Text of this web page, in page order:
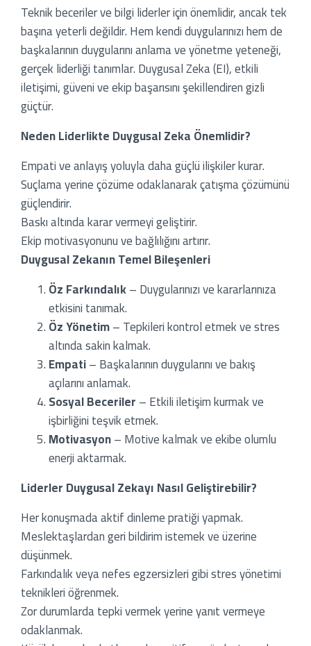
Teknik beceriler ve bilgi liderler için önemlidir, ancak tek
başına yeterli değildir. Hem kendi duygularınızı hem de
başkalarının duygularını anlama ve yönetme yeteneği,
gerçek liderliği tanımlar. Duygusal Zeka (EI), etkili
iletişimi, güveni ve ekip başarısını şekillendiren gizli
güçtür.
Neden Liderlikte Duygusal Zeka Önemlidir?
Empati ve anlayış yoluyla daha güçlü ilişkiler kurar.
Suçlama yerine çözüme odaklanarak çatışma çözümünü
güçlendirir.
Baskı altında karar vermeyi geliştirir.
Ekip motivasyonunu ve bağlılığını artırır.
Duygusal Zekanın Temel Bileşenleri
Öz Farkındalık– Duygularınızı ve kararlarınıza
etkisini tanımak.
Öz Yönetim– Tepkileri kontrol etmek ve stres
altında sakin kalmak.
Empati– Başkalarının duygularını ve bakış
açılarını anlamak.
Sosyal Beceriler– Etkili iletişim kurmak ve
işbirliğini teşvik etmek.
Motivasyon– Motive kalmak ve ekibe olumlu
enerji aktarmak.
Liderler Duygusal Zekayı Nasıl Geliştirebilir?
Her konuşmada aktif dinleme pratiği yapmak.
Meslektaşlardan geri bildirim istemek ve üzerine
düşünmek.
Farkındalık veya nefes egzersizleri gibi stres yönetimi
teknikleri öğrenmek.
Zor durumlarda tepki vermek yerine yanıt vermeye
odaklanmak.